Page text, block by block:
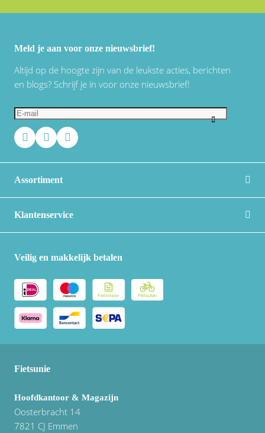
Meld je aan voor onze nieuwsbrief!
Altijd op de hoogte zijn van de leukste acties, berichten
en blogs? Schrijf je in voor onze nieuwsbrief!
Assortiment
Klantenservice
Veilig en makkelijk betalen
Fietsunie
Hoofdkantoor & Magazijn
Oosterbracht 14
7821 CJ Emmen